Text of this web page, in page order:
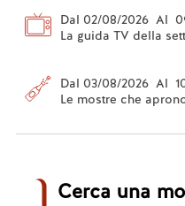
Dal 02/08/2026 Al
La guida TV della
Dal 03/08/2026 Al
Le mostre che
Cerca una